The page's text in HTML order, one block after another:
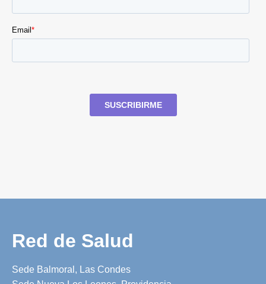
Red de Salud
Sede Balmoral, Las Condes